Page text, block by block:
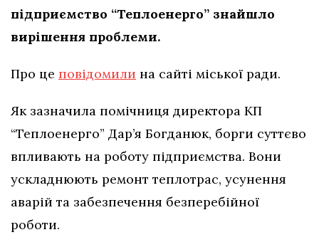
підприємство “Теплоенерго” знайшло
вирішення проблеми.
Про це повідомили на сайті міської ради.
Як зазначила помічниця директора КП
“Теплоенерго” Дар’я Богданюк, борги суттєво
впливають на роботу підприємства. Вони
ускладнюють ремонт теплотрас, усунення
аварій та забезпечення безперебійної
роботи.